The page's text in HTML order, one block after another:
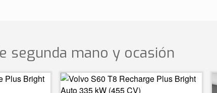
segunda mano y ocasión